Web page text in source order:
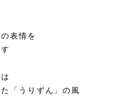
表情を
「うりずん」の風